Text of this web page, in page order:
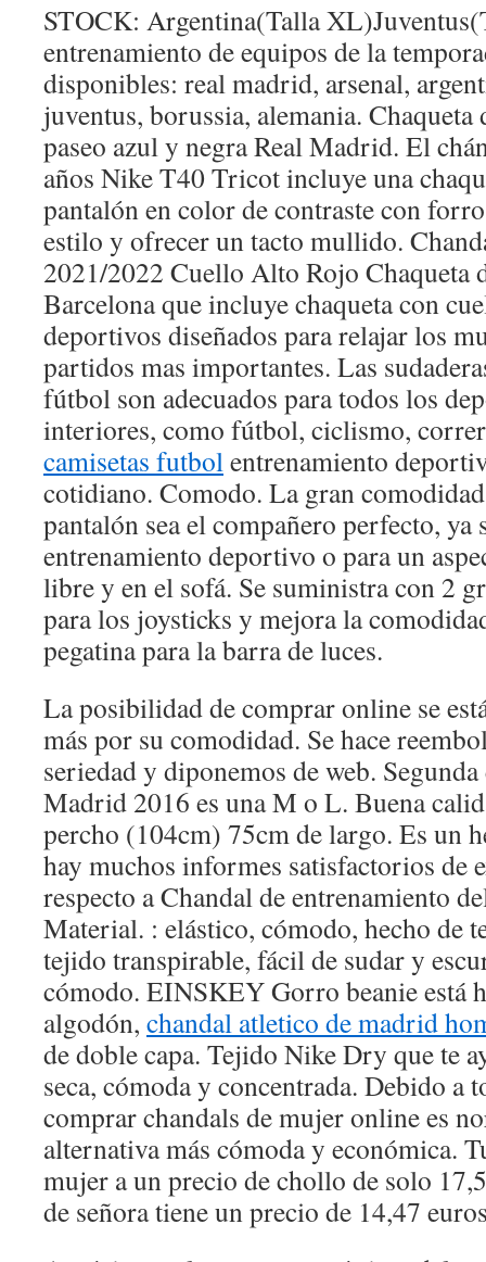
STOCK: Argentina(Talla
entrenamiento de equipos de la
disponibles: real madrid, arsenal,
juventus, borussia, alemania.
paseo azul y negra Real Madrid. El
años Nike T40 Tricot incluye una
pantalón en color de contraste con
estilo y ofrecer un tacto mullido.
2021/2022 Cuello Alto Rojo Chaqueta
Barcelona que incluye chaqueta con
deportivos diseñados para relajar los
partidos mas importantes. Las
fútbol son adecuados para todos los
interiores, como fútbol, ciclismo,
camisetas futbolentrenamiento
cotidiano. Comodo. La gran
pantalón sea el compañero perfecto, ya
entrenamiento deportivo o para un
libre y en el sofá. Se suministra con 2
para los joysticks y mejora la
pegatina para la barra de luces.
La posibilidad de comprar online se
más por su comodidad. Se hace
seriedad y diponemos de web.
Madrid 2016 es una M o L. Buena
percho (104cm) 75cm de largo. Es un
hay muchos informes satisfactorios de
respecto a Chandal de entrenamiento
Material. : elástico, cómodo, hecho de
tejido transpirable, fácil de sudar y
cómodo. EINSKEY Gorro beanie está
algodón, chandal atletico de madrid
de doble capa. Tejido Nike Dry que te
seca, cómoda y concentrada. Debido a
comprar chandals de mujer online es
alternativa más cómoda y económica.
mujer a un precio de chollo de solo
de señora tiene un precio de 14,47